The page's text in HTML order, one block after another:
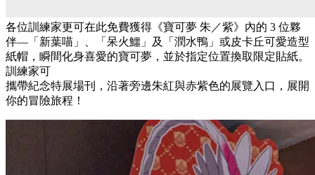
各位訓練家更可在此免費獲得《寶可夢 朱／紫》內的 3 位夥
伴—「新葉喵」、「呆火鱷」及「潤水鴨」或皮卡丘可愛造型
紙帽，瞬間化身喜愛的寶可夢，並於指定位置換取限定貼紙。
訓練家可
攜帶紀念特展場刊，沿著旁邊朱紅與赤紫色的展覽入口，展開
你的冒險旅程！